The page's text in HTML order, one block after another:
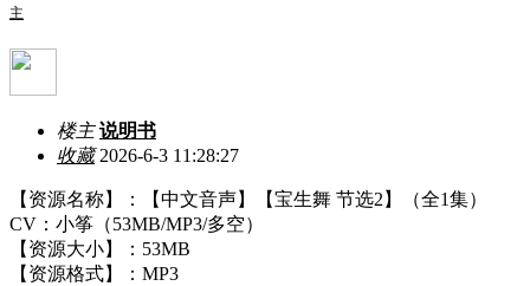
主
楼主 说明书
收藏2026-6-3 11:28:27
【资源名称】：【中文音声】【宝生舞 节选2】（全1集）
CV：小筝（53MB/MP3/多空）
【资源大小】：53MB
【资源格式】：MP3